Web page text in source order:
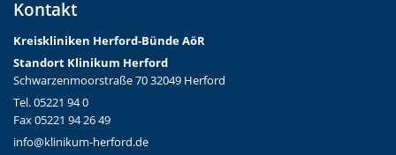
Kontakt
Kreiskliniken Herford-Bünde AöR
Standort Klinikum Herford
Schwarzenmoorstraße 70 32049 Herford
Tel. 05221 94 0
Fax 05221 94 26 49
info@klinikum-herford.de